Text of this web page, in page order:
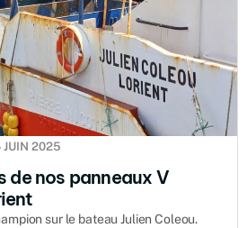
JUIN 2025
de nos panneaux V
sur le bateau Julien Coleou.